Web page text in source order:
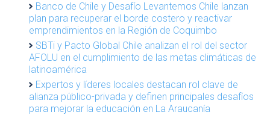
Banco de Chile y Desafío Levantemos Chile lanzan
plan para recuperar el borde costero y reactivar
emprendimientos en la Región de Coquimbo
SBTi y Pacto Global Chile analizan el rol del sector
AFOLU en el cumplimiento de las metas climáticas de
latinoamérica
Expertos y líderes locales destacan rol clave de
alianza público-privada y definen principales desafíos
para mejorar la educación en La Araucanía